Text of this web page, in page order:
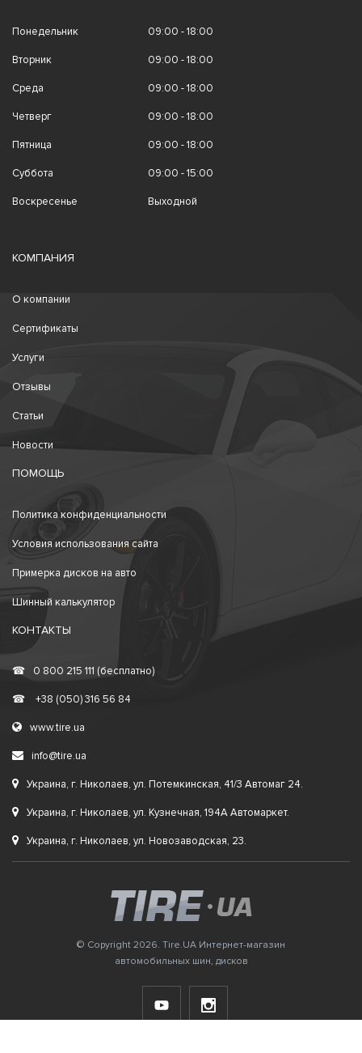
Понедельник 09:00 - 18:00
Вторник 09:00 - 18:00
Среда 09:00 - 18:00
Четверг 09:00 - 18:00
Пятница 09:00 - 18:00
Суббота 09:00 - 15:00
Воскресенье Выходной
КОМПАНИЯ
О компании
Сертификаты
Услуги
Отзывы
Статьи
Новости
ПОМОЩЬ
Политика конфиденциальности
Условия использования сайта
Примерка дисков на авто
Шинный калькулятор
КОНТАКТЫ
☎ 0 800 215 111 (бесплатно)
☎ +38 (050) 316 56 84
www.tire.ua
info@tire.ua
Украина, г. Николаев, ул. Потемкинская, 41/3 Автомаг 24.
Украина, г. Николаев, ул. Кузнечная, 194А Автомаркет.
Украина, г. Николаев, ул. Новозаводская, 23.
© Copyright 2026. Tire.UA Интернет-магазин
автомобильных шин, дисков